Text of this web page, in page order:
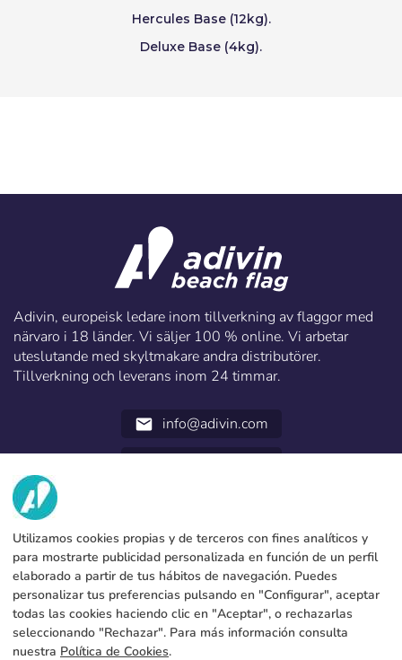
Hercules Base (12kg).
Deluxe Base (4kg).
Adivin, europeisk ledare inom tillverkning av flaggor med
närvaro i 18 länder. Vi säljer 100 % online. Vi arbetar
uteslutande med skyltmakare andra distributörer.
Tillverkning och leverans inom 24 timmar.
email info@adivin.com
VI
Fabrik
Kontakt
Blog
TJÄNSTER
Betalningsmetoder
Produktion och frakt
FAQs
JURIDISKA UPPGIFTER
Juridiskt meddelande
Allmänna bestämmelser och villkor
Policy för cookies
Utilizamos cookies propias y de terceros con fines analíticos y
para mostrarte publicidad personalizada en función de un perfil
elaborado a partir de tus hábitos de navegación. Puedes
personalizar tus preferencias pulsando en "Configurar", aceptar
todas las cookies haciendo clic en "Aceptar", o rechazarlas
seleccionando "Rechazar". Para más información consulta
nuestra Política de Cookies.